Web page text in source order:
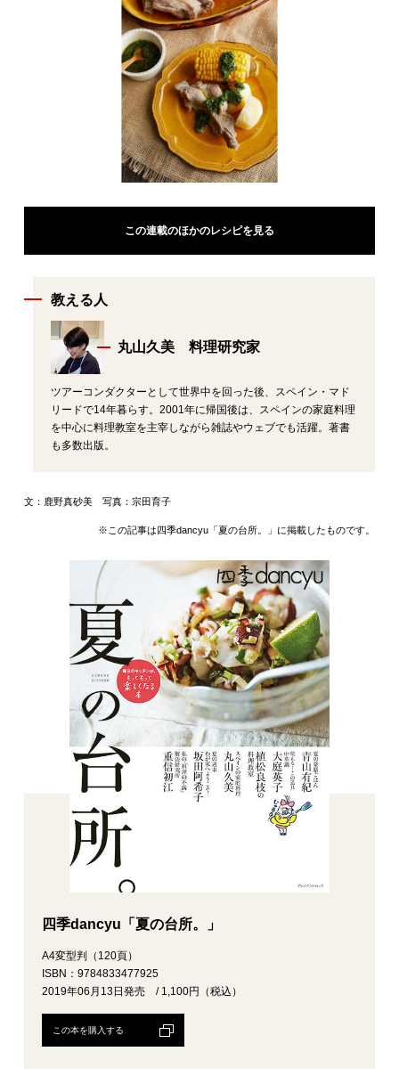
この連載のほかのレシピを見る
教える人
丸山久美 料理研究家
ツアーコンダクターとして世界中を回った後、スペイン・マド
リードで14年暮らす。2001年に帰国後は、スペインの家庭料理
を中心に料理教室を主宰しながら雑誌やウェブでも活躍。著書
も多数出版。
文：鹿野真砂美 写真：宗田育子
※この記事は四季dancyu「夏の台所。」に掲載したものです。
四季dancyu「夏の台所。」
A4変型判（120頁）
ISBN：9784833477925
2019年06月13日発売 / 1,100円（税込）
この本を購入する